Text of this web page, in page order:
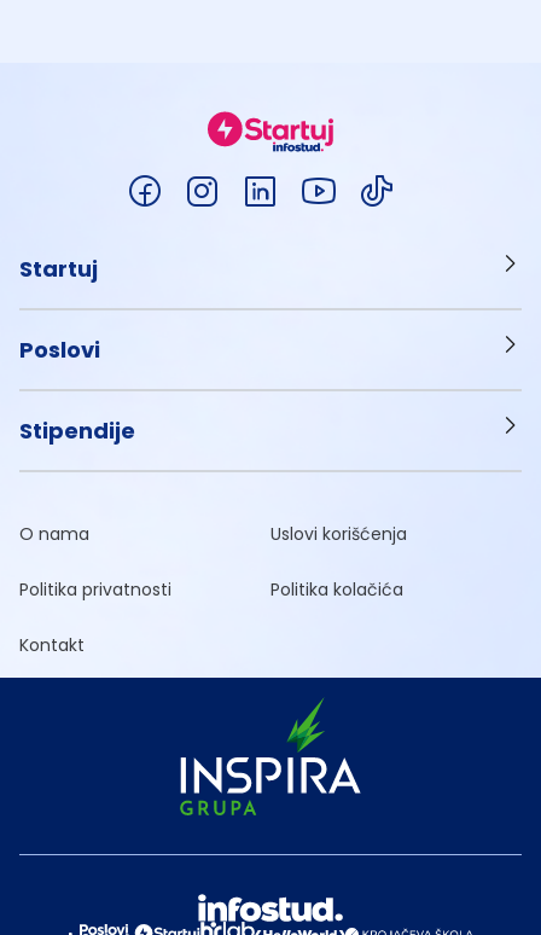
Startuj
Poslovi
Stipendije
O nama Uslovi korišćenja
Politika privatnosti Politika kolačića
Kontakt